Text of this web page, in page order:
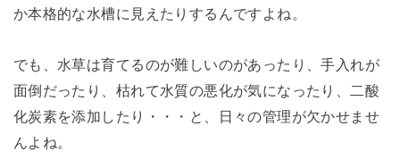
か本格的な水槽に見えたりするんですよね。
でも、水草は育てるのが難しいのがあったり、手入れが
面倒だったり、枯れて水質の悪化が気になったり、二酸
化炭素を添加したり・・・と、日々の管理が欠かせませ
んよね。